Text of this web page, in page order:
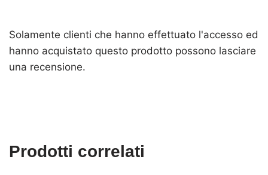
Solamente clienti che hanno effettuato l'accesso ed
hanno acquistato questo prodotto possono lasciare
una recensione.
Prodotti correlati